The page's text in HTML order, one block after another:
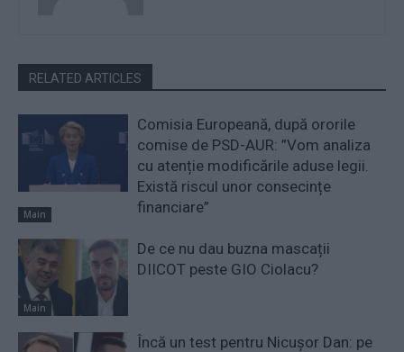
RELATED ARTICLES
Main
Comisia Europeană, după ororile
comise de PSD-AUR: ”Vom analiza
cu atenție modificările aduse legii.
Există riscul unor consecințe
financiare”
Main
De ce nu dau buzna mascații
DIICOT peste GIO Ciolacu?
Încă un test pentru Nicușor Dan: pe